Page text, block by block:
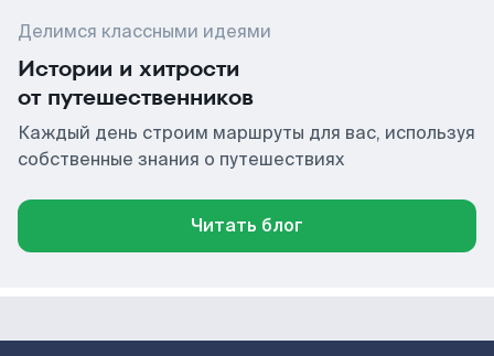
Делимся классными идеями
Истории и хитрости
от путешественников
Каждый день строим маршруты для вас, используя
собственные знания о путешествиях
Читать блог